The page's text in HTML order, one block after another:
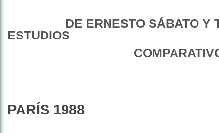
DE ERNESTO SÁBATO Y
ESTUDIOS
PARÍS 1988